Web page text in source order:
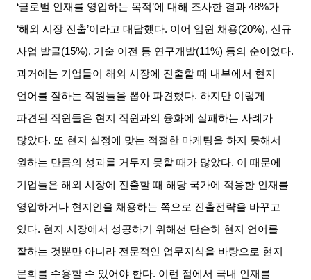
‘글로벌 인재를 영입하는 목적’에 대해 조사한 결과 48%가
‘해외 시장 진출’이라고 대답했다. 이어 임원 채용(20%), 신규
사업 발굴(15%), 기술 이전 등 연구개발(11%) 등의 순이었다.
과거에는 기업들이 해외 시장에 진출할 때 내부에서 현지
언어를 잘하는 직원들을 뽑아 파견했다.하지만 이렇게
파견된 직원들은 현지 직원과의 융화에 실패하는 사례가
많았다. 또 현지 실정에 맞는 적절한 마케팅을 하지 못해서
원하는 만큼의 성과를 거두지 못할 때가 많았다. 이 때문에
기업들은 해외 시장에 진출할 때 해당 국가에 적응한 인재를
영입하거나 현지인을 채용하는 쪽으로 진출전략을 바꾸고
있다. 현지 시장에서 성공하기 위해선 단순히 현지 언어를
잘하는 것뿐만 아니라 전문적인 업무지식을 바탕으로 현지
문화를 수용할 수 있어야 한다. 이런 점에서 국내 인재를